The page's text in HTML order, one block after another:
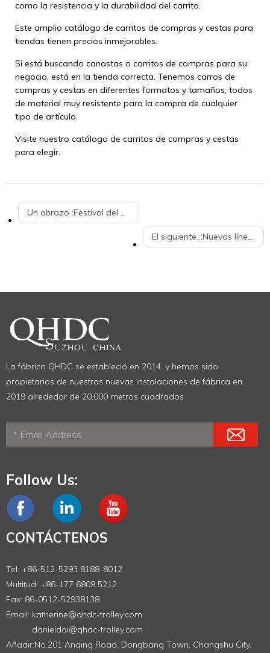
como la resistencia y la durabilidad del carrito.
Este amplio catálogo de carritos de compras y cestas para
tiendas tienen precios inmejorables.
Si está buscando canastas o carritos de compras para su
negocio, está en la tienda correcta. Tenemos carros de
compras y cestas en diferentes formatos y tamaños, todos
de material muy resistente para la compra de cualquier
tipo de artículo.
Visite nuestro catálogo de carritos de compras y cestas
para elegir.
Un abrazo :Festival del Bote del Dragón. 25 de junio de 2020.
El siguiente. :Nuevas líneas de producción de plástico en polvo recubierto en carros de supermercado
La fábrica QHDC se estableció en 2014, y hemos sido
propietarios de nuestras nuevas instalaciones de fábrica en
2019 alrededor de 20,000 metros cuadrados
Follow Us:
CONTÁCTENOS
Tel: +86-512-5293 8188-8012
Multitud: +86-177 6809 5212
Fax: 86-0512-52938138
Email: katherine@qhdc-trolley.com
danieldai@qhdc-trolley.com
Añadir:No.201 Anqing Road, Dongbang Town, Changshu City,